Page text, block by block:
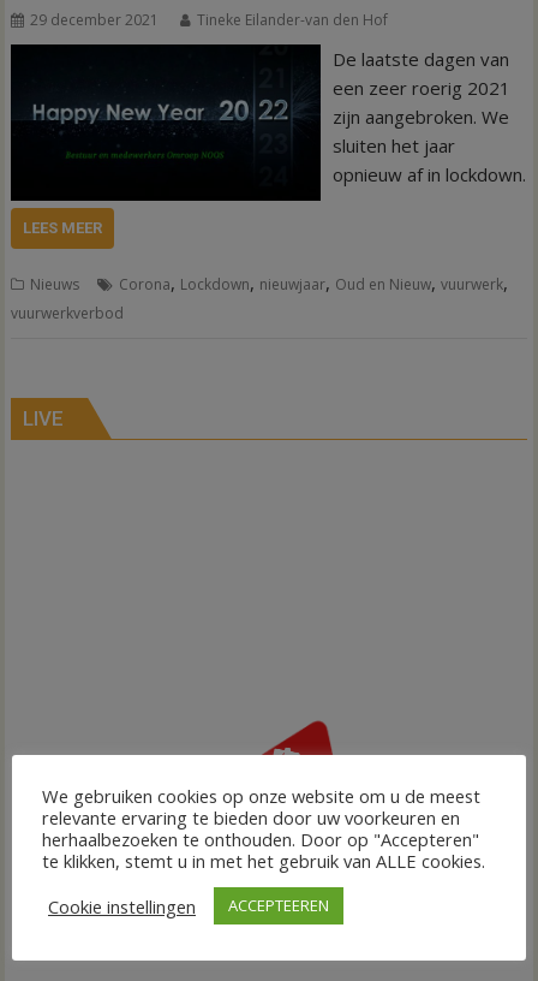
29 december 2021 Tineke Eilander-van den Hof
De laatste dagen van
een zeer roerig 2021
zijn aangebroken. We
sluiten het jaar
opnieuw af in lockdown.
LEES MEER
Nieuws Corona, Lockdown, nieuwjaar, Oud en Nieuw,vuurwerk,
vuurwerkverbod
LIVE
We gebruiken cookies op onze website om u de meest
relevante ervaring te bieden door uw voorkeuren en
herhaalbezoeken te onthouden. Door op "Accepteren"
te klikken, stemt u in met het gebruik van ALLE cookies.
Cookie instellingen
ACCEPTEEREN